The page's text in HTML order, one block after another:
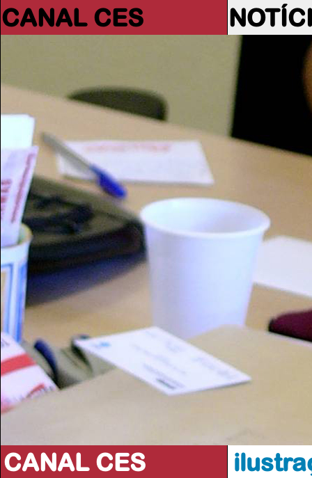
CANAL CES
CANAL CES